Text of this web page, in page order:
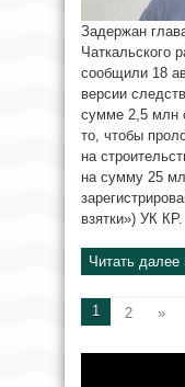
Задержан
Чаткальского
сообщили 18
версии
сумме 2,5 млн
то, чтобы
на
на сумму 25
взятки») УК
Читать далее
1 2 »